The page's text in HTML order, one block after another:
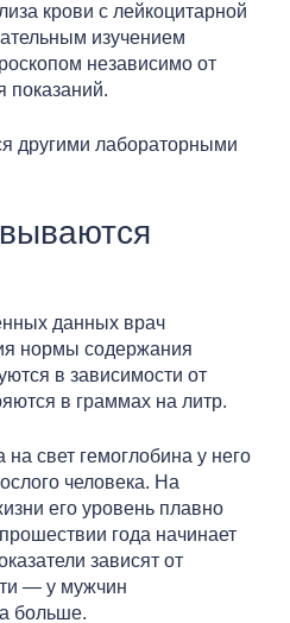
крови с лейкоцитарной
изучением
независимо от
показаний.
другими лабораторными
данных врач
нормы содержания
в зависимости от
в граммах на литр.
свет гемоглобина у него
человека. На
его уровень плавно
года начинает
зависят от
— у мужчин
больше.